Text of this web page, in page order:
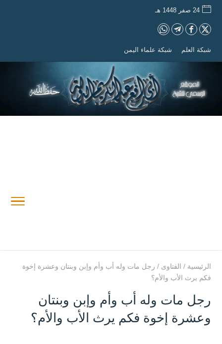
24 صفر 1448 هـ
شبكة العلم شبكة علماء اليمن
الرئيسية / الفتاوى / رجل مات وله أب وأم وإبن وبنتان وعشرة إخوة
فكم يرث الأب والأم؟
رجل مات وله أب وأم وإبن وبنتان
وعشرة إخوة فكم يرث الأب والأم؟